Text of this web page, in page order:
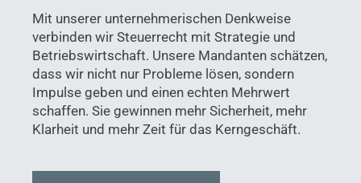
Mit unserer unternehmerischen Denkweise
verbinden wir Steuerrecht mit Strategie und
Betriebswirtschaft. Unsere Mandanten schätzen,
dass wir nicht nur Probleme lösen, sondern
Impulse geben und einen echten Mehrwert
schaffen. Sie gewinnen mehr Sicherheit, mehr
Klarheit und mehr Zeit für das Kerngeschäft.